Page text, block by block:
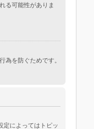
る可能性がありま
を防ぐためです。
定によってはトピッ